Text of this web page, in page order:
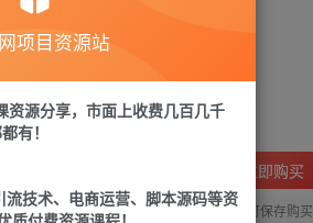
免费
立即购买
您当前未登录！建议登陆后购买，可保存购
项目资源站
资源分享，市面上收费几百几千
有！
流技术、电商运营、脚本源码等资